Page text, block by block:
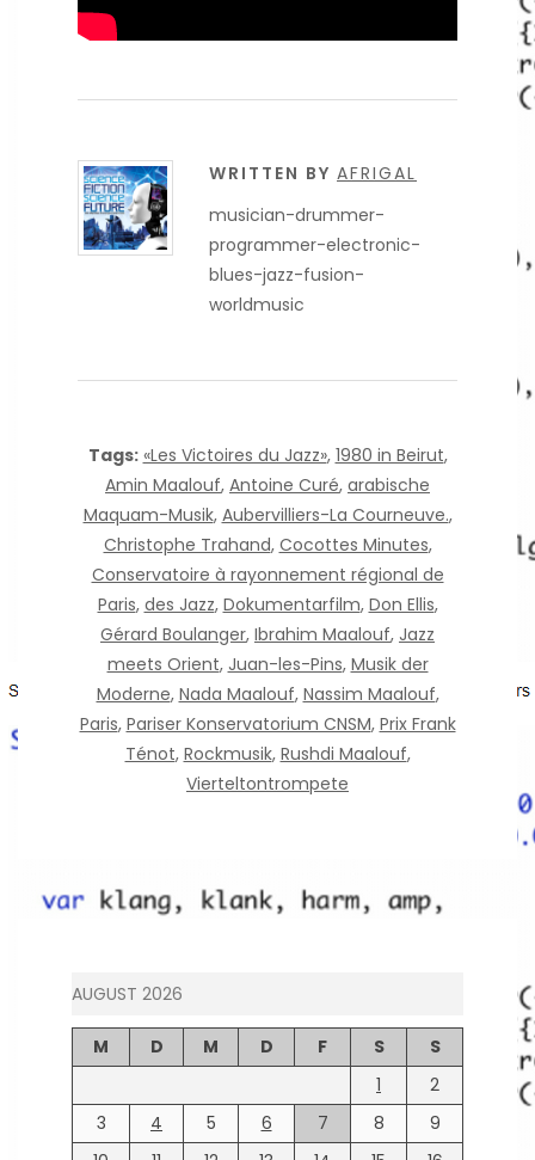
WRITTEN BY AFRIGAL
musician-drummer-
programmer-electronic-
blues-jazz-fusion-
worldmusic
Tags: «Les Victoires du Jazz», 1980 in Beirut,
Amin Maalouf, Antoine Curé, arabische
Maquam-Musik, Aubervilliers-La Courneuve.,
Christophe Trahand, Cocottes Minutes,
Conservatoire à rayonnement régional de
Paris, des Jazz, Dokumentarfilm, Don Ellis,
Gérard Boulanger, Ibrahim Maalouf, Jazz
meets Orient, Juan-les-Pins, Musik der
Moderne, Nada Maalouf, Nassim Maalouf,
Paris, Pariser Konservatorium CNSM, Prix Frank
Ténot, Rockmusik, Rushdi Maalouf,
Vierteltontrompete
AUGUST 2026
M D M D F S
S
1
2
3
4 5 6 7 8
9